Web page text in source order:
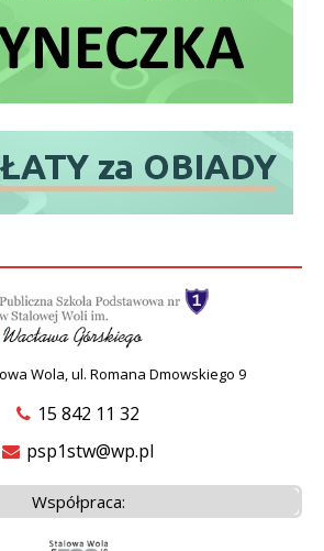
Wola, ul. Romana Dmowskiego 9
15 842 11 32
psp1stw@wp.pl
Współpraca: